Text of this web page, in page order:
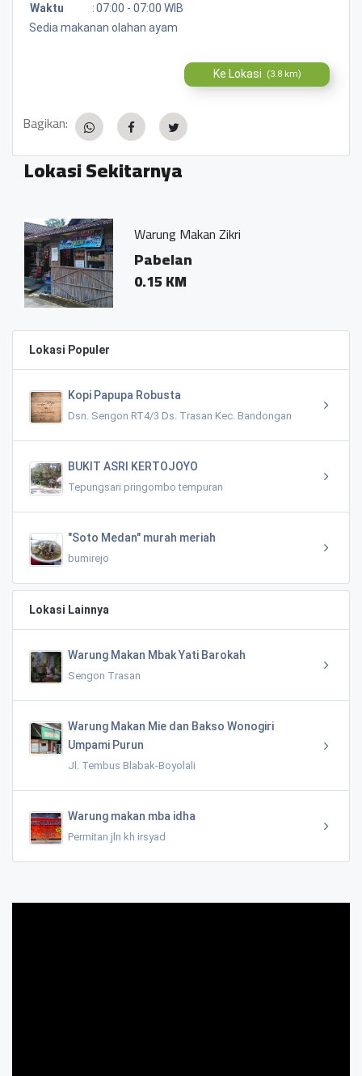
Waktu
:07:00 - 07:00 WIB
Sedia makanan olahan ayam
Ke Lokasi (3.8 km)
Bagikan:
Lokasi Sekitarnya
Warung Makan Zikri
Pabelan
0.15 KM
Lokasi Populer
Kopi Papupa Robusta
Dsn. Sengon RT4/3 Ds. Trasan Kec. Bandongan
BUKIT ASRI KERTOJOYO
Tepungsari pringombo tempuran
"Soto Medan" murah meriah
bumirejo
Lokasi Lainnya
Warung Makan Mbak Yati Barokah
Sengon Trasan
Warung Makan Mie dan Bakso Wonogiri
Umpami Purun
Jl. Tembus Blabak-Boyolali
Warung makan mba idha
Permitan jln kh irsyad